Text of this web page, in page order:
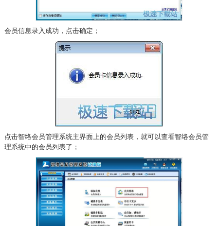
会员信息录入成功，点击确定；
点击智络会员管理系统主界面上的会员列表，就可以查看智络会员管
理系统中的会员列表了；